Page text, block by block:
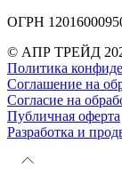
ОГРН
© АПР ТРЕЙД
Политика
Соглашение на
Согласие на
Публичная оферта
Разработка и